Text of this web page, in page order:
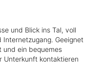
und Blick ins Tal, voll
Geeignet
und ein bequemes
Unterkunft kontaktieren